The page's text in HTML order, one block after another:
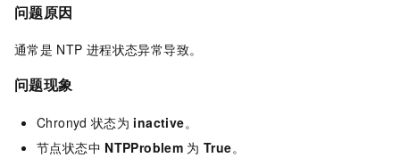
问题原因
通常是 NTP 进程状态异常导致。
问题现象
Chronyd 状态为 inactive。
节点状态中 NTPProblem 为 True。